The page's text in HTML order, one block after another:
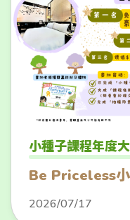
小種子課程年度
Be Priceless
2026/07/17